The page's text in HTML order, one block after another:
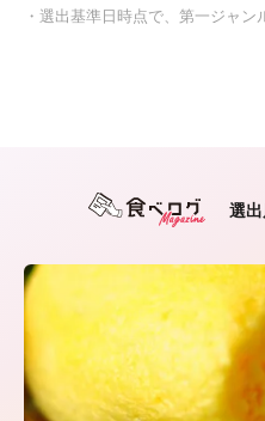
・選出基準日時点で、第一ジャン
選